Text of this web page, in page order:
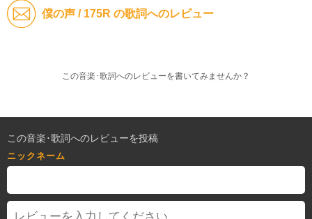
僕の声 / 175R の歌詞へのレビュー
この音楽･歌詞へのレビューを書いてみませんか？
この音楽･歌詞へのレビューを投稿
ニックネーム